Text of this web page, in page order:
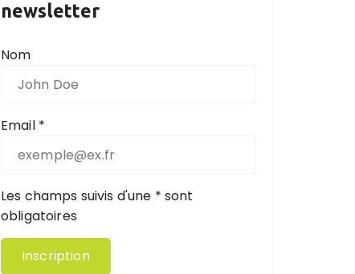
newsletter
Nom
Email *
Les champs suivis d'une * sont
obligatoires